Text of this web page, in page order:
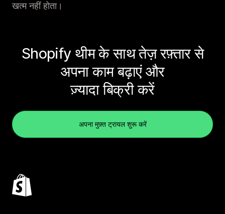
खत्म नहीं होता।
Shopify थीम के साथ तेज़ रफ़्तार से
अपना काम बढ़ाएं और
ज़्यादा बिक्री करें
अपना मुफ़्त ट्रायल शुरू करें